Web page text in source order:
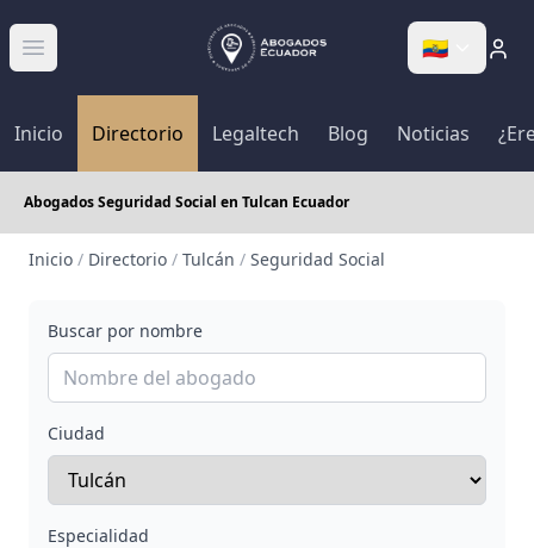
Abrir menú 🇪🇨
Inicio Directorio Legaltech Blog Noticias
Abogados Seguridad Social en Tulcan Ecuador
Inicio / Directorio / Tulcán / Seguridad Social
Buscar por nombre
Ciudad
Especialidad